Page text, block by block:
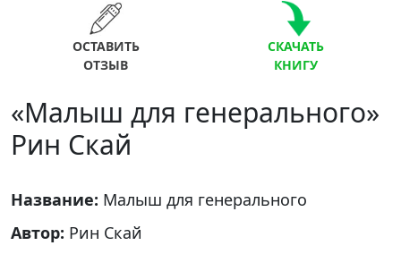
ОСТАВИТЬ
ОТЗЫВ
СКАЧАТЬ
КНИГУ
«Малыш для генерального»
Рин Скай
Название: Малыш для генерального
Автор: Рин Скай